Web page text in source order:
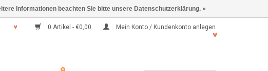
0 Artikel - €0,00 Mein Konto / Kundenkonto anlegen
Informationen beachten Sie bitte unsere Datenschutzerklärung. »